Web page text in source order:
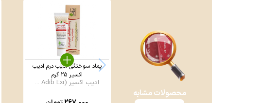
محصولات مشابه
پماد سوختگی ادیب درم ادیب
اکسیر 25 گرم
ادیب اکسیر (Adib Exi ...